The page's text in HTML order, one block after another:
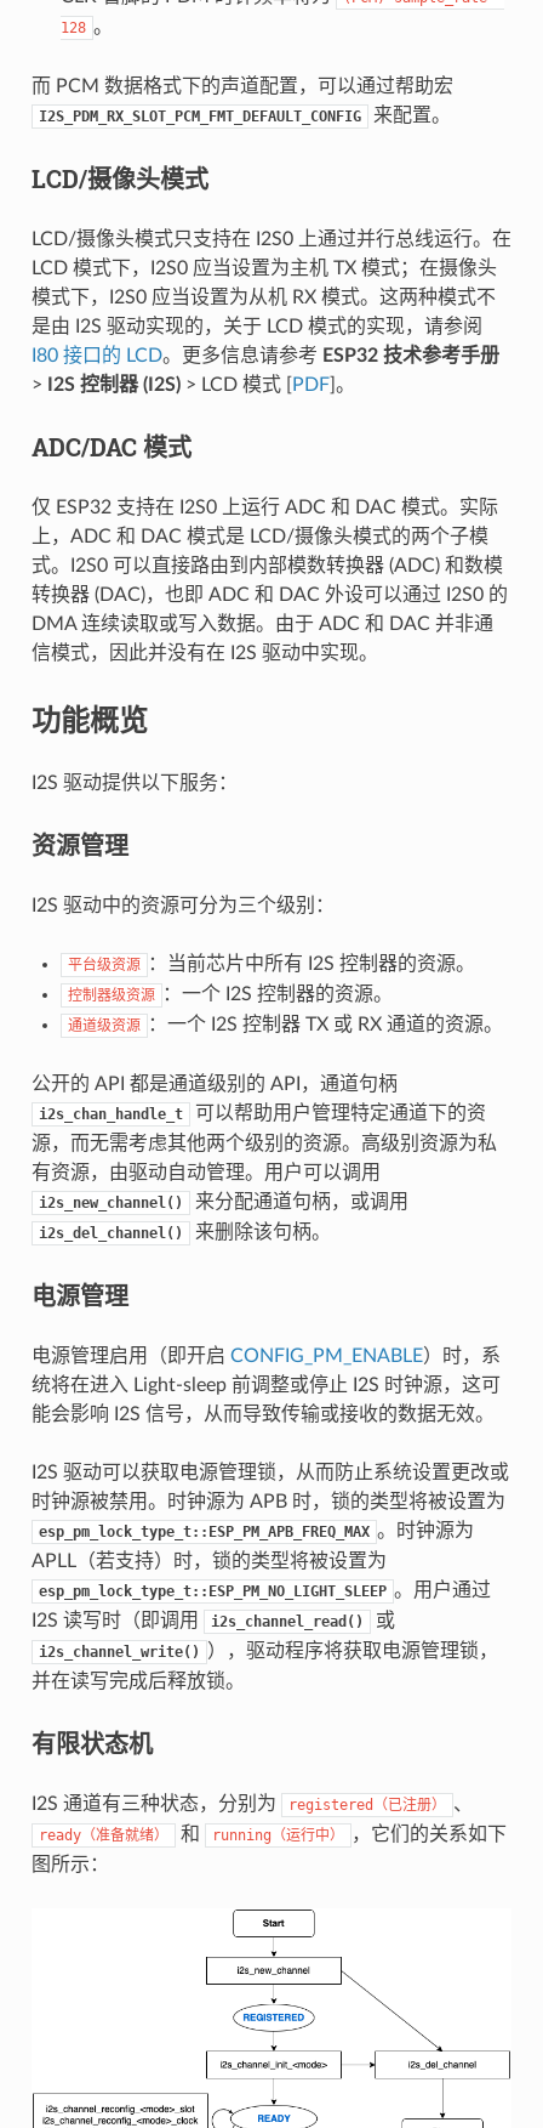
128 。
而 PCM 数据格式下的声道配置，可以通过帮助宏
I2S_PDM_RX_SLOT_PCM_FMT_DEFAULT_CONFIG 来配置。
LCD/摄像头模式
LCD/摄像头模式只支持在 I2S0 上通过并行总线运行。在
LCD 模式下，I2S0 应当设置为主机 TX 模式；在摄像头
模式下，I2S0 应当设置为从机 RX 模式。这两种模式不
是由 I2S 驱动实现的，关于 LCD 模式的实现，请参阅
I80 接口的 LCD。更多信息请参考 ESP32 技术参考手册
>
I2S 控制器 (I2S)> LCD 模式 [ PDF]。
ADC/DAC 模式
仅 ESP32 支持在 I2S0 上运行 ADC 和 DAC 模式。实际
上，ADC 和 DAC 模式是 LCD/摄像头模式的两个子模
式。I2S0 可以直接路由到内部模数转换器 (ADC) 和数模
转换器 (DAC)，也即 ADC 和 DAC 外设可以通过 I2S0 的
DMA 连续读取或写入数据。由于 ADC 和 DAC 并非通
信模式，因此并没有在 I2S 驱动中实现。
功能概览
I2S 驱动提供以下服务：
资源管理
I2S 驱动中的资源可分为三个级别：
平台级资源 ：当前芯片中所有 I2S 控制器的资源。
控制器级资源 ：一个 I2S 控制器的资源。
通道级资源 ：一个 I2S 控制器 TX 或 RX 通道的资源。
公开的 API 都是通道级别的 API，通道句柄
i2s_chan_handle_t
可以帮助用户管理特定通道下的资
源，而无需考虑其他两个级别的资源。高级别资源为私
有资源，由驱动自动管理。用户可以调用
i2s_new_channel() 来分配通道句柄，或调用
i2s_del_channel() 来删除该句柄。
电源管理
电源管理启用（即开启 CONFIG_PM_ENABLE）时，系
统将在进入 Light-sleep 前调整或停止 I2S 时钟源，这可
能会影响 I2S 信号，从而导致传输或接收的数据无效。
I2S 驱动可以获取电源管理锁，从而防止系统设置更改或
时钟源被禁用。时钟源为 APB 时，锁的类型将被设置为
esp_pm_lock_type_t::ESP_PM_APB_FREQ_MAX 。时钟源为
APLL（若支持）时，锁的类型将被设置为
esp_pm_lock_type_t::ESP_PM_NO_LIGHT_SLEEP 。用户通过
I2S 读写时（即调用
i2s_channel_read() 或
i2s_channel_write()
），驱动程序将获取电源管理锁，
并在读写完成后释放锁。
有限状态机
I2S 通道有三种状态，分别为 registered（已注册） 、
ready（准备就绪） 和 running（运行中）
，它们的关系如下
图所示：